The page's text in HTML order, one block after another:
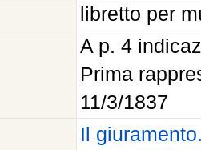
libretto per
A p. 4
Prima
11/3/1837
Il